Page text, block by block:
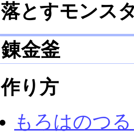
落とすモンス
錬金釜
作り方
もろはのつ